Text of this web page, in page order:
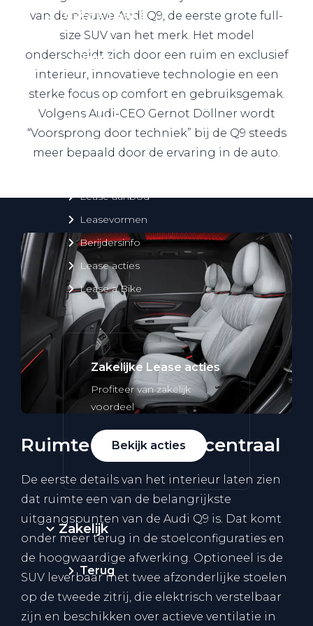
Private Lease
Terug
Direct naar
Website Pon Center Zakelijk
Lease aanbod
Leasevormen
Berijdersinfo
Lease acties
Lease a Bike
Zakelijke Lease acties
Profiteer van zakelijk
voordeel
Bekijk acties
Zakelijk
Terug
van de nieuwe Audi Q9, de eerste grote full-
size SUV van het merk. Het model
onderscheidt zich door een ruim en exclusief
interieur, innovatieve technologie en een
sterke focus op comfort en gebruiksgemak.
Volgens Audi-CEO Gernot Döllner wordt
“Voorsprong door techniek” bij de Q9 steeds
meer bepaald door de ervaring in de auto.
Ruimte en comfort centraal
De eerste details van het interieur laten zien
dat ruimte een van de belangrijkste
uitgangspunten van de Audi Q9 is. Dat komt
onder meer terug in de stoelconfiguraties en
de hoogwaardige afwerking. Optioneel is de
SUV leverbaar met twee afzonderlijke stoelen
op de tweede zitrij, die elektrisch verstelbaar
zijn en beschikken over actieve ventilatie in